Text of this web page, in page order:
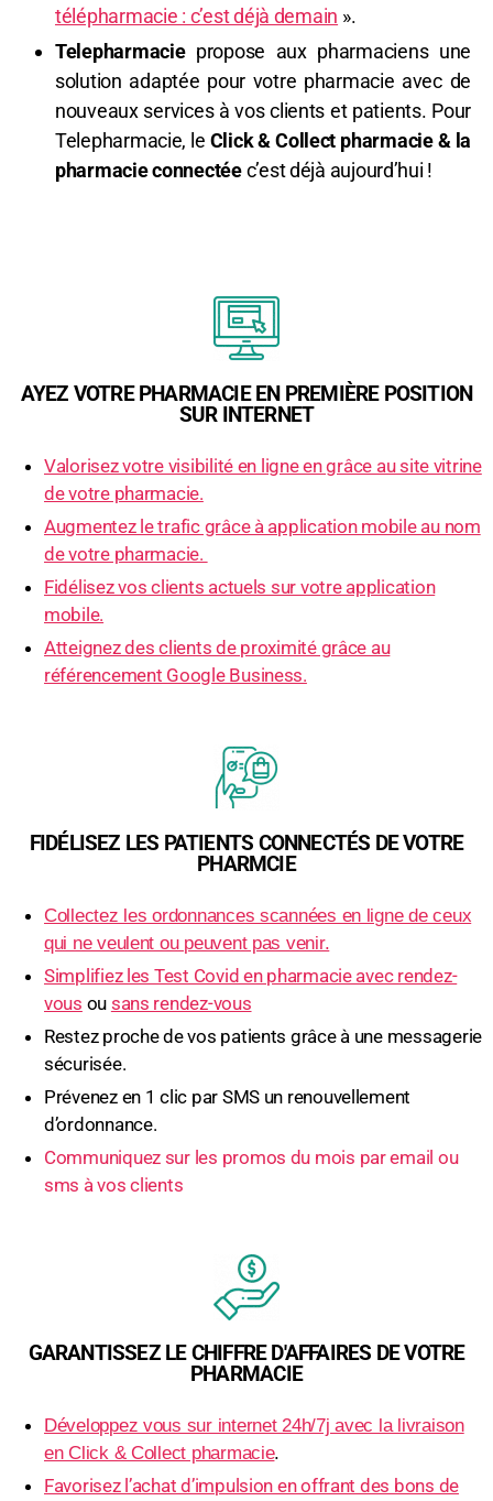
télépharmacie : c’est déjà demain ».
Telepharmacie propose aux pharmaciens une
solution adaptée pour votre pharmacie avec de
nouveaux services à vos clients et patients. Pour
Telepharmacie, le Click & Collect pharmacie& la
pharmacie connectéec’est déjà aujourd’hui !
AYEZ VOTRE PHARMACIE EN PREMIÈRE POSITION
SUR INTERNET
Valorisez votre visibilité en ligne en grâce au site vitrine
de votre pharmacie.
Augmentez le trafic grâce à application mobile au nom
de votre pharmacie.
Fidélisez vos clients actuels sur votre application
mobile.
Atteignez des clients de proximité grâce au
référencement Google Business.
FIDÉLISEZ LES PATIENTS CONNECTÉS DE VOTRE
PHARMCIE
Collectez les ordonnances scannées en ligne de ceux
qui ne veulent ou peuvent pas venir.
Simplifiez les Test Covid en pharmacie avec rendez-
vous ou sans rendez-vous
Restez proche de vos patients grâce à une messagerie
sécurisée.
Prévenez en 1 clic par SMS un renouvellement
d’ordonnance.
Communiquez sur les promos du mois par email ou
sms à vos clients
GARANTISSEZ LE CHIFFRE D'AFFAIRES DE VOTRE
PHARMACIE
Développez vous sur internet 24h/7j avec la livraison
en Click & Collect pharmacie.
Favorisez l’achat d’impulsion en offrant des bons de